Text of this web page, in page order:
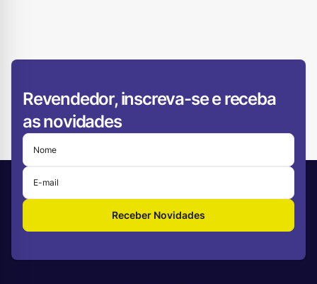
Revendedor, inscreva-se e receba
as novidades
Receber Novidades